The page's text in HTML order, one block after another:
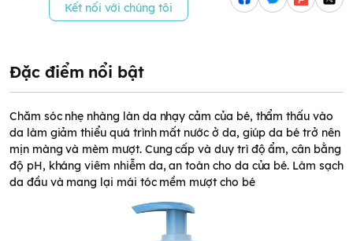
Kết nối với chúng tôi
Đặc điểm nổi bật
Chăm sóc nhẹ nhàng làn da nhạy cảm của bé, thẩm thấu vào
da làm giảm thiểu quá trình mất nước ở da, giúp da bé trở nên
mịn màng và mèm mượt. Cung cấp và duy trì độ ẩm, cân bằng
độ pH, kháng viêm nhiễm da, an toàn cho da của bé. Làm sạch
da đầu và mang lại mái tóc mềm mượt cho bé